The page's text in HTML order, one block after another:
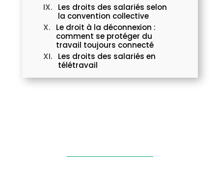
Les droits des salariés selon
la convention collective
Le droit à la déconnexion :
comment se protéger du
travail toujours connecté
Les droits des salariés en
télétravail